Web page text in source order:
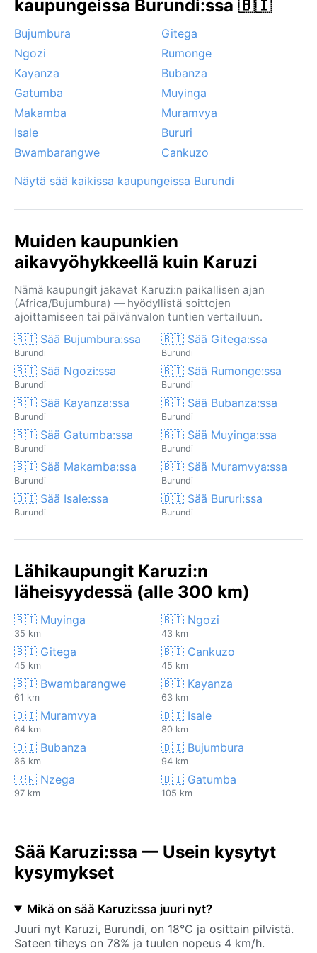
sääilmiöitä ei ole – ei hurrikaaneja, hiekkamyrskyjä
eikä monsuunia. Toisinaan ylängöllä lepää aamuisin
kevyt sumu, joka väistyy pian auringon noustessa.
Ilmasto on siis leuto ja ennustettava, vaikkakin
vaihtelee yllättävän paljon vuodenajan mukaan.
kaupungeissa Burundi:ssa 🇧🇮
Bujumbura
Gitega
Ngozi
Rumonge
Kayanza
Bubanza
Gatumba
Muyinga
Makamba
Muramvya
Isale
Bururi
Bwambarangwe
Cankuzo
Näytä sää kaikissa kaupungeissa Burundi
Muiden kaupunkien
aikavyöhykkeellä kuin Karuzi
Nämä kaupungit jakavat Karuzi:n paikallisen ajan
(Africa/Bujumbura) — hyödyllistä soittojen
ajoittamiseen tai päivänvalon tuntien vertailuun.
🇧🇮 Sää Bujumbura:ssa
Burundi
🇧🇮 Sää Gitega:ssa
Burundi
🇧🇮 Sää Ngozi:ssa
Burundi
🇧🇮 Sää Rumonge:ssa
Burundi
🇧🇮 Sää Kayanza:ssa
Burundi
🇧🇮 Sää Bubanza:ssa
Burundi
🇧🇮 Sää Gatumba:ssa
Burundi
🇧🇮 Sää Muyinga:ssa
Burundi
🇧🇮 Sää Makamba:ssa
Burundi
🇧🇮 Sää Muramvya:ssa
Burundi
🇧🇮 Sää Isale:ssa
Burundi
🇧🇮 Sää Bururi:ssa
Burundi
Lähikaupungit Karuzi:n
läheisyydessä (alle 300 km)
🇧🇮 Muyinga
35 km
🇧🇮 Ngozi
43 km
🇧🇮 Gitega
45 km
🇧🇮 Cankuzo
45 km
🇧🇮 Bwambarangwe
61 km
🇧🇮 Kayanza
63 km
🇧🇮 Muramvya
64 km
🇧🇮 Isale
80 km
🇧🇮 Bubanza
86 km
🇧🇮 Bujumbura
94 km
🇷🇼 Nzega
97 km
🇧🇮 Gatumba
105 km
Sää Karuzi:ssa — Usein kysytyt
kysymykset
Mikä on sää Karuzi:ssa juuri nyt?
Juuri nyt Karuzi, Burundi, on 18°C ja osittain pilvistä.
Sateen tiheys on 78% ja tuulen nopeus 4 km/h.